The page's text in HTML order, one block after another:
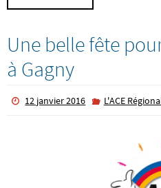
Une belle fête
à Gagny
12 janvier 2016 L'ACE